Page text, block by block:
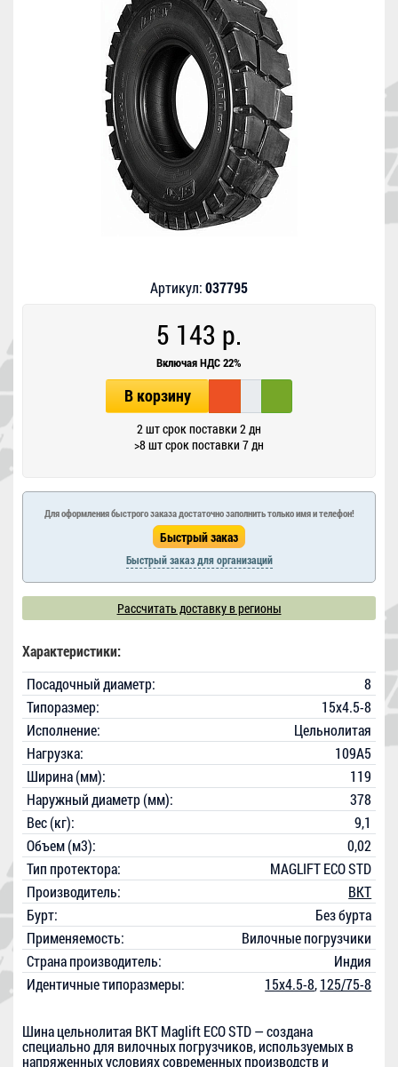
Артикул:037795
5 143 р.
Включая НДС 22%
В корзину
2 шт срок поставки 2 дн
>8 шт срок поставки 7 дн
Для оформления быстрого заказа достаточно заполнить только имя и телефон!
Быстрый заказ для организаций
Рассчитать доставку в регионы
Характеристики:
Посадочный диаметр:
8
Типоразмер:
15x4.5-8
Исполнение:
Цельнолитая
Нагрузка:
109A5
Ширина (мм):
119
Наружный диаметр (мм):
378
Вес (кг):
9,1
Объем (м3):
0,02
Тип протектора:
MAGLIFT ECO STD
Производитель:
BKT
Бурт:
Без бурта
Применяемость:
Вилочные погрузчики
Страна производитель:
Индия
Идентичные типоразмеры:
15x4.5-8,125/75-8
Шина цельнолитая BKT Maglift ECO STD — создана
специально для вилочных погрузчиков, используемых в
напряженных условиях современных производств и